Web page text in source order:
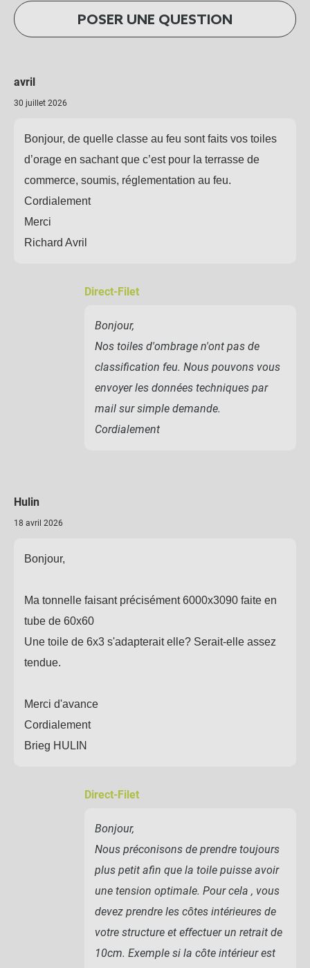
POSER UNE QUESTION
avril
30 juillet 2026
Bonjour, de quelle classe au feu sont faits vos toiles
d’orage en sachant que c’est pour la terrasse de
commerce, soumis, réglementation au feu.
Cordialement
Merci
Richard Avril
Direct-Filet
Bonjour,
Nos toiles d'ombrage n'ont pas de
classification feu. Nous pouvons vous
envoyer les données techniques par
mail sur simple demande.
Cordialement
Hulin
18 avril 2026
Bonjour,
Ma tonnelle faisant précisément 6000x3090 faite en
tube de 60x60
Une toile de 6x3 s'adapterait elle? Serait-elle assez
tendue.
Merci d'avance
Cordialement
Brieg HULIN
Direct-Filet
Bonjour,
Nous préconisons de prendre toujours
plus petit afin que la toile puisse avoir
une tension optimale. Pour cela , vous
devez prendre les côtes intérieures de
votre structure et effectuer un retrait de
10cm. Exemple si la côte intérieur est